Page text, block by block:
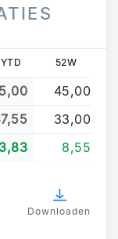
YTD 52W
45,00
33,00
3,83 8,55
Downloaden